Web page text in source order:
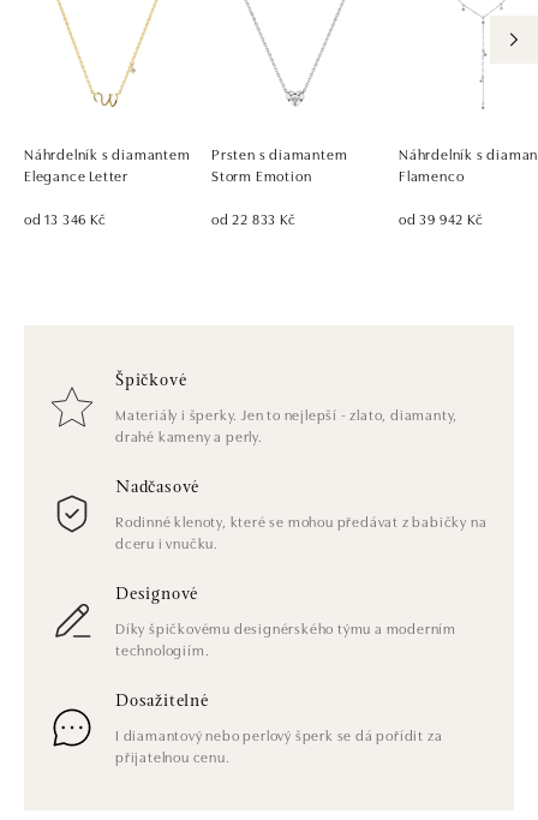
Náhrdelník s diamantem
Elegance Letter
od 13 346 Kč
Prsten s diamantem
Storm Emotion
od 22 833 Kč
Náhrdelník s
Flamenco
od 39 942 Kč
Špičkové
Materiály i šperky. Jen to nejlepší - zlato, diamanty,
drahé kameny a perly.
Nadčasové
Rodinné klenoty, které se mohou předávat z babičky na
dceru i vnučku.
Designové
Díky špičkovému designérského týmu a moderním
technologiím.
Dosažitelné
I diamantový nebo perlový šperk se dá pořídit za
přijatelnou cenu.